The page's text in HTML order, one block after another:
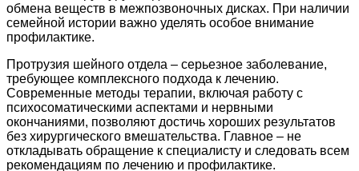
обмена веществ в межпозвоночных дисках. При наличии
семейной истории важно уделять особое внимание
профилактике.
Протрузия шейного отдела – серьезное заболевание,
требующее комплексного подхода к лечению.
Современные методы терапии, включая работу с
психосоматическими аспектами и нервными
окончаниями, позволяют достичь хороших результатов
без хирургического вмешательства. Главное – не
откладывать обращение к специалисту и следовать всем
рекомендациям по лечению и профилактике.